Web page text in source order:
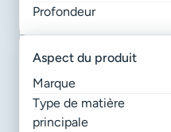
Profondeur
aspect du produit
Marque
Type de matière
principale